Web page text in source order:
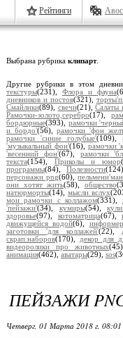
Рейтинги
Выбрана рубрика клипарт.
Другие рубрики в этом
текстуры(231), Флора и фауна
дневников и постов(321),
Смайлики(89), свечи(21),Салаты
Рамочки-золото,серебро(17),
бордюрные(393), рамочки
и бордо'(56),рамочки 'фон
рамочки 'синие голубые'(109),
'музыкальный фон'(16), рамочки
'весенний фон'(67), рамочки
текста(154), Приколы и юмор
программы(84),Полезности
персонажи png(60),
они хотят жить(58), общество
натюрморты(14),мысли вслух
мои рамочки с коллажом(331),
'пейзажи'(34), кумиры(54),
здоровье(97), котоматрица(67),
движущейся водой(6),
заготовки 'для коллажей'(22),
скрап.наборов(170), декор для
видеоролики про животных
анимация(462), аватары(29), sos
ПЕЙЗАЖИ
Четверг, 01 Марта 2018 г. 08:01